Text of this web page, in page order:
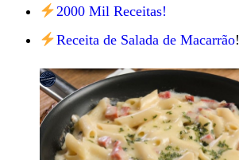
2000 Mil Receitas!
Receita de Salada de Macarrão!